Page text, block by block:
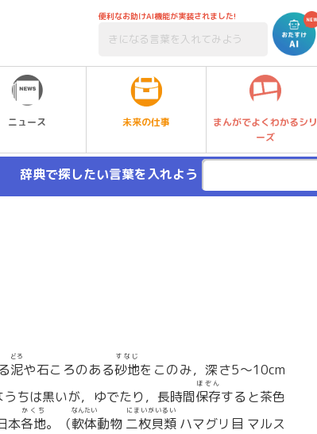
便利なお助けAI機能が実装されました!
ニュース 未来の仕事
まんがでよくわかるシリ
ーズ
辞典で探したい言葉を入れよう
泥
どろ
や石ころのある砂地
すなじ
をこのみ，深さ5〜10cm
うちは黒いが，ゆでたり，長時間保存
ほぞん
すると茶色
本各地
かくち
。（軟体
なんたい
動物 二枚貝類
にまいがいるい
ハマグリ目 マルス